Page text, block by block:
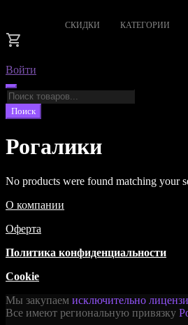
СКИДКИ КАТЕГОРИИ
Войти
Поиск
товаров
Поиск
Рогалики
No products were found matching your
О компании
Оферта
Политика конфиденциальности
Cookie
Мы закупаем исключительно
Все имеют региональную привязку